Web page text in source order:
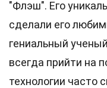
"Флэш". Его
сделали его
гениальный
всегда прийти на
технологии часто